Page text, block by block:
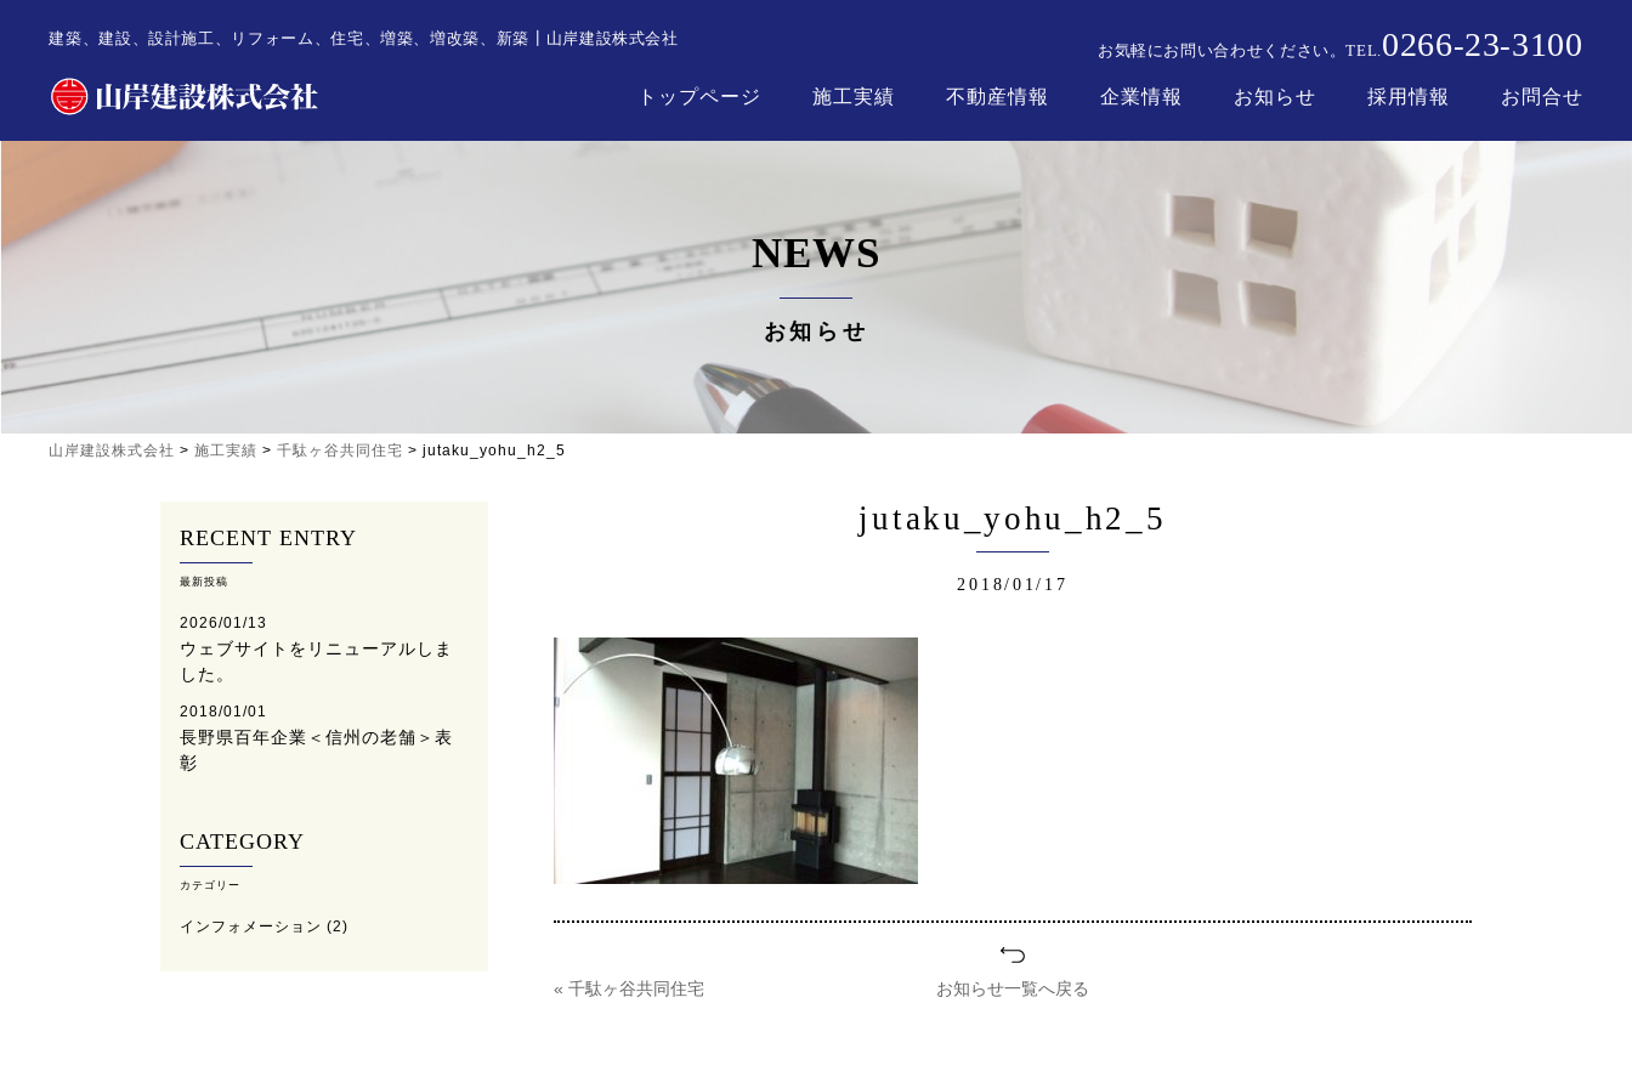
建築、建設、設計施工、リフォーム、住宅、増築、増改築、新築┃山岸建設株式会社
お気軽にお問い合わせください。TEL.0266-23-3100
トップページ 施工実績 不動産情報 企業情報 お知らせ 採用情報 お問合せ
NEWS
お知らせ
山岸建設株式会社 >施工実績 >千駄ヶ谷共同住宅 >jutaku_yohu_h2_5
jutaku_yohu_h2_5
2018/01/17
« 千駄ヶ谷共同住宅 お知らせ一覧へ戻る
RECENT ENTRY
最新投稿
2026/01/13
ウェブサイトをリニューアルしま
した。
2018/01/01
長野県百年企業＜信州の老舗＞表
彰
CATEGORY
カテゴリー
インフォメーション (2)